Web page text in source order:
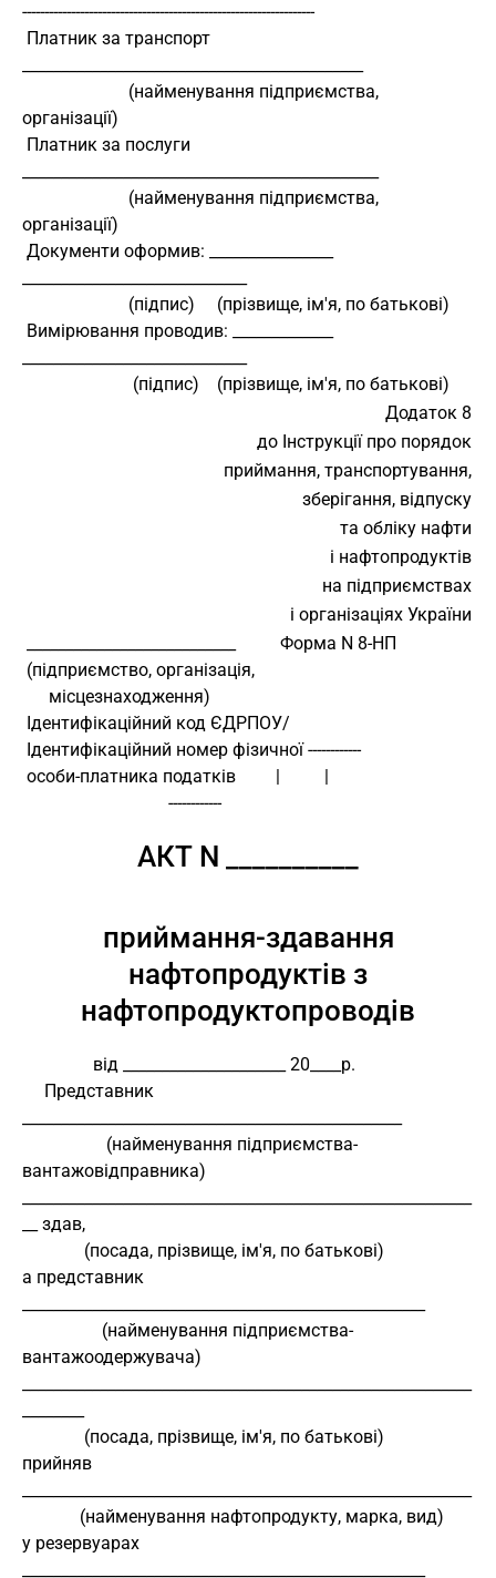
------------------------------------------------------------------
організації)
організації)
                        (підпис)     (прізвище, ім'я, по батькові)
                         (підпис)    (прізвище, ім'я, по батькові)
Додаток 8
до Інструкції про порядок
приймання, транспортування,
зберігання, відпуску
та обліку нафти
і нафтопродуктів
на підприємствах
і організаціях України
___________________________          Форма N 8-НП
(підприємство, організація,
      місцезнаходження)
Ідентифікаційний код ЄДРПОУ/
Ідентифікаційний номер фізичної ------------
особи-платника податків         |          |
                                 ------------
АКТ N __________
приймання-здавання
нафтопродуктів з
нафтопродуктопроводів
                від _____________________ 20____р.
вантажовідправника)
__ здав,
              (посада, прізвище, ім'я, по батькові)
а представник
вантажоодержувача)
              (посада, прізвище, ім'я, по батькові)
прийняв
             (найменування нафтопродукту, марка, вид)
у резервуарах